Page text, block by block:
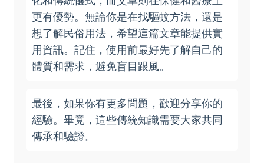
更有優勢。無論你是在找驅蚊方法，還是
想了解民俗用法，希望這篇文章能提供實
用資訊。記住，使用前最好先了解自己的
體質和需求，避免盲目跟風。
最後，如果你有更多問題，歡迎分享你的
經驗。畢竟，這些傳統知識需要大家共同
傳承和驗證。